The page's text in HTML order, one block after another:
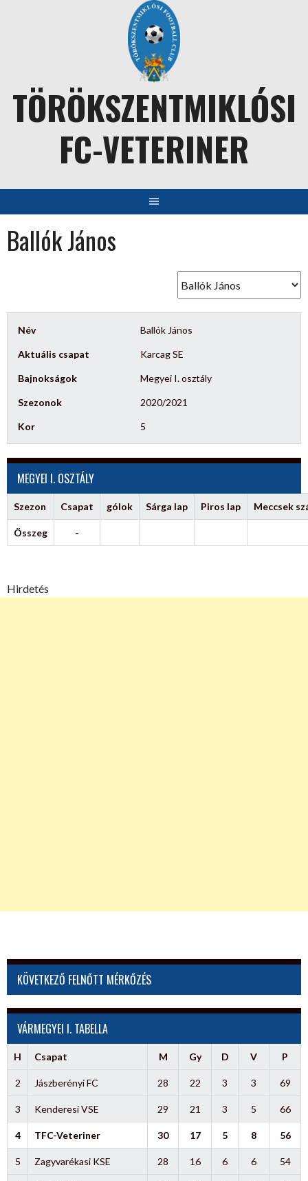
TÖRÖKSZENTMIKLÓSI
FC-VETERINER
Ballók János
Név Ballók János
Aktuális csapat Karcag SE
Bajnokságok Megyei I. osztály
Szezonok 2020/2021
Kor 5
MEGYEI I. OSZTÁLY
Szezon Csapat gólok Sárga lap Piros lap Meccsek
Összeg -
Hirdetés
KÖVETKEZŐ FELNŐTT MÉRKŐZÉS
VÁRMEGYEI I. TABELLA
H Csapat M Gy D V P
2 Jászberényi FC 28 22 3 3 69
3 Kenderesi VSE 29 21 3 5 66
4 TFC-Veteriner 30 17 5 8 56
5 Zagyvarékasi KSE 28 16 6 6 54